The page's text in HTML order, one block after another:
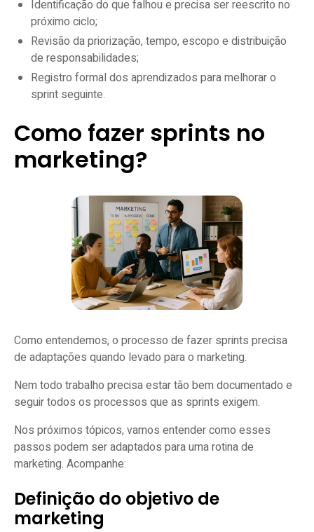
Identificação do que falhou e precisa ser reescrito no
próximo ciclo;
Revisão da priorização, tempo, escopo e distribuição
de responsabilidades;
Registro formal dos aprendizados para melhorar o
sprint seguinte.
Como fazer sprints no
marketing?
Como entendemos, o processo de fazer sprints precisa
de adaptações quando levado para o marketing.
Nem todo trabalho precisa estar tão bem documentado e
seguir todos os processos que as sprints exigem.
Nos próximos tópicos, vamos entender como esses
passos podem ser adaptados para uma rotina de
marketing. Acompanhe:
Definição do objetivo de
marketing